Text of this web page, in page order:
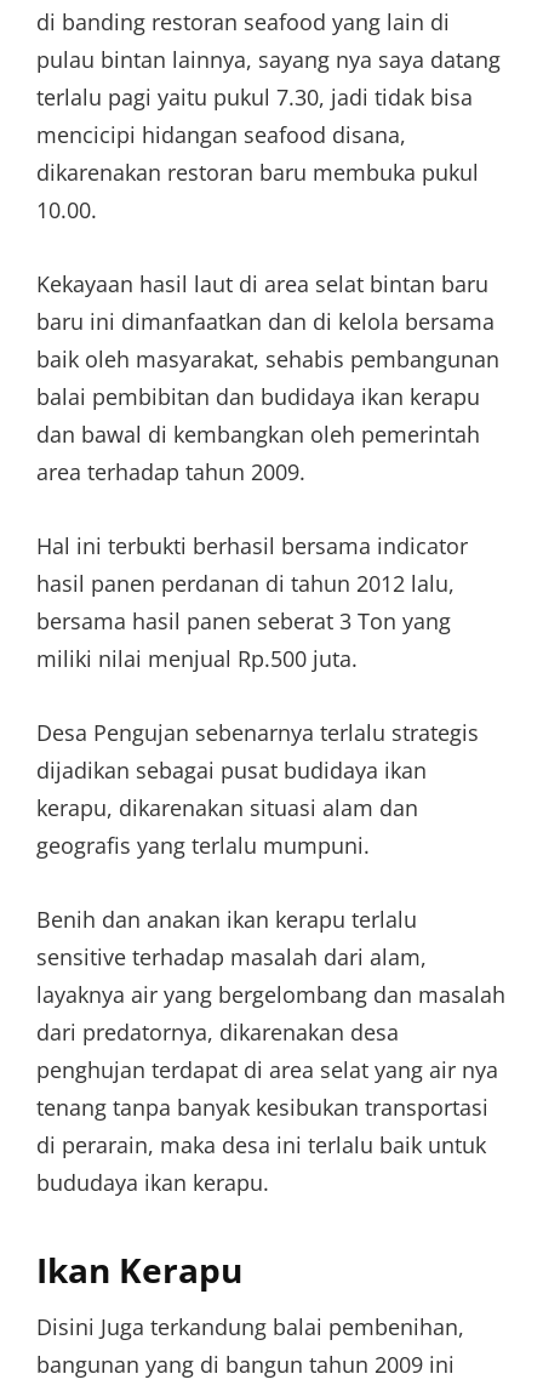
di banding restoran seafood yang lain di
pulau bintan lainnya, sayang nya saya datang
terlalu pagi yaitu pukul 7.30, jadi tidak bisa
mencicipi hidangan seafood disana,
dikarenakan restoran baru membuka pukul
10.00.
Kekayaan hasil laut di area selat bintan baru
baru ini dimanfaatkan dan di kelola bersama
baik oleh masyarakat, sehabis pembangunan
balai pembibitan dan budidaya ikan kerapu
dan bawal di kembangkan oleh pemerintah
area terhadap tahun 2009.
Hal ini terbukti berhasil bersama indicator
hasil panen perdanan di tahun 2012 lalu,
bersama hasil panen seberat 3 Ton yang
miliki nilai menjual Rp.500 juta.
Desa Pengujan sebenarnya terlalu strategis
dijadikan sebagai pusat budidaya ikan
kerapu, dikarenakan situasi alam dan
geografis yang terlalu mumpuni.
Benih dan anakan ikan kerapu terlalu
sensitive terhadap masalah dari alam,
layaknya air yang bergelombang dan masalah
dari predatornya, dikarenakan desa
penghujan terdapat di area selat yang air nya
tenang tanpa banyak kesibukan transportasi
di perarain, maka desa ini terlalu baik untuk
bududaya ikan kerapu.
Ikan Kerapu
Disini Juga terkandung balai pembenihan,
bangunan yang di bangun tahun 2009 ini